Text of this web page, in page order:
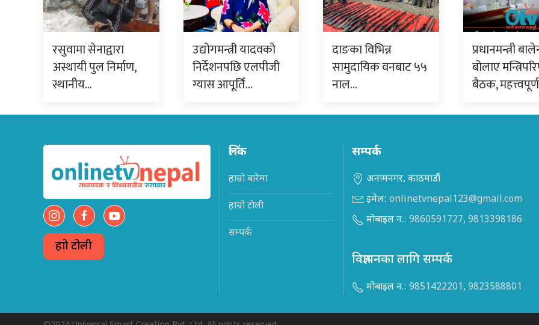
रसुवामा सेनाद्वारा
अस्थायी पुल निर्माण,
स्थानीय…
उद्योगमन्त्री यादवको
निर्देशनपछि एलपीजी
ग्यास आपूर्ति…
दाङका विभिन्न
सामुदायिक वनबाट ५५
नाल…
प्रधानमन्त्री
बोलाए
बैठक,
हाम्रो टोली
लिंक
हाम्रो बारेमा
हाम्रो टोली
सम्पर्क
सम्पर्क
अनामनगर, काठमाडौं
इमेल: onlinetvnepal123@gmail.com
मोबाइल न.: 9860591727, 9813398186
विज्ञापनका लागि सम्पर्क
मोबाइल न.: 9851422201, 9823588801